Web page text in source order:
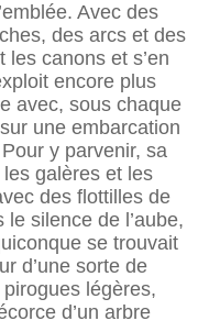
Avec des
des arcs et des
canons et s’en
encore plus
avec, sous chaque
une embarcation
y parvenir, sa
galères et les
des flottilles de
silence de l’aube,
se trouvait
d’une sorte de
légères,
d’un arbre